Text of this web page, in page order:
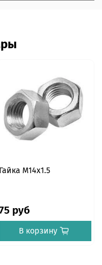
Гайка М14х1.5
руб
В корзину